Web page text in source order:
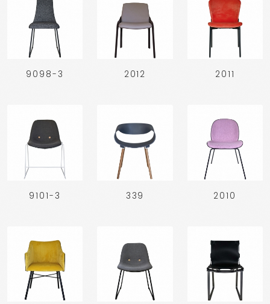
9098-3 2012 2011
9101-3 339 2010